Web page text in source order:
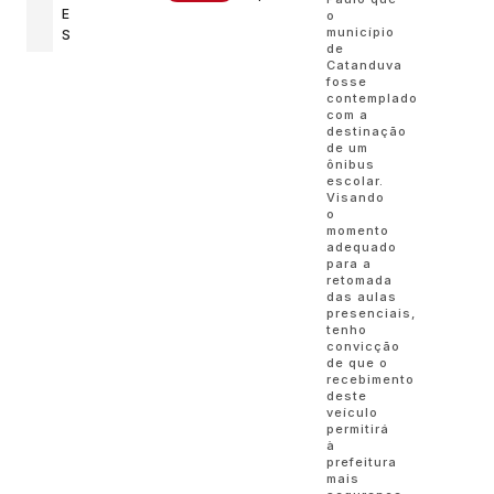
E
S
o
município
de
Catanduva
fosse
contemplado
com a
destinação
de um
ônibus
escolar.
Visando
o
momento
adequado
para a
retomada
das aulas
presenciais,
tenho
convicção
de que o
recebimento
deste
veículo
permitirá
à
prefeitura
mais